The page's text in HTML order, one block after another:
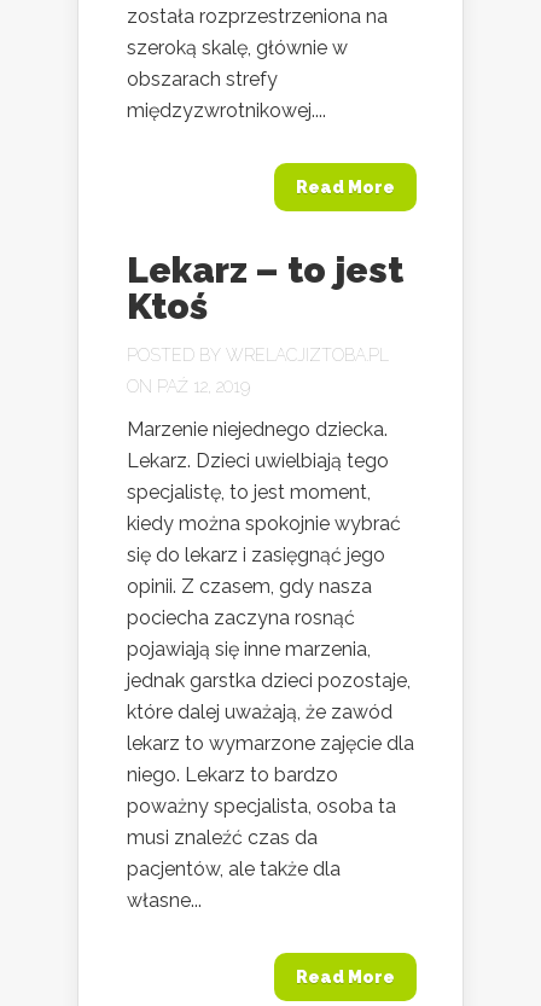
została rozprzestrzeniona na
szeroką skalę, głównie w
obszarach strefy
międzyzwrotnikowej....
Read More
Lekarz – to jest
Ktoś
POSTED BY WRELACJIZTOBA.PL
ON PAŹ 12, 2019
Marzenie niejednego dziecka.
Lekarz. Dzieci uwielbiają tego
specjalistę, to jest moment,
kiedy można spokojnie wybrać
się do lekarz i zasięgnąć jego
opinii. Z czasem, gdy nasza
pociecha zaczyna rosnąć
pojawiają się inne marzenia,
jednak garstka dzieci pozostaje,
które dalej uważają, że zawód
lekarz to wymarzone zajęcie dla
niego. Lekarz to bardzo
poważny specjalista, osoba ta
musi znaleźć czas da
pacjentów, ale także dla
własne...
Read More